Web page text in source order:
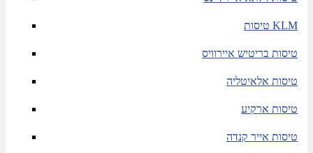
טיסות KLM
טיסות בריטיש איירוויס
טיסות אלאיטליה
טיסות ארקיע
טיסות אייר קנדה